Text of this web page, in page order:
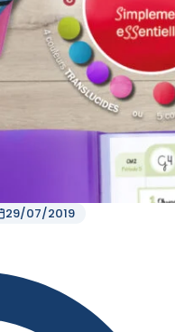
29/07/2019